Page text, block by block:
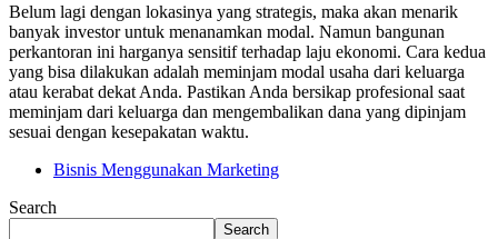
Belum lagi dengan lokasinya yang strategis, maka akan menarik
banyak investor untuk menanamkan modal. Namun bangunan
perkantoran ini harganya sensitif terhadap laju ekonomi. Cara kedua
yang bisa dilakukan adalah meminjam modal usaha dari keluarga
atau kerabat dekat Anda. Pastikan Anda bersikap profesional saat
meminjam dari keluarga dan mengembalikan dana yang dipinjam
sesuai dengan kesepakatan waktu.
Bisnis Menggunakan Marketing
Search
Search